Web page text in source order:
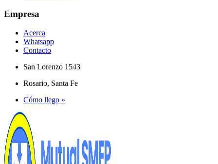
Empresa
Acerca
Whatsapp
Contacto
San Lorenzo 1543
Rosario, Santa Fe
Cómo llego »